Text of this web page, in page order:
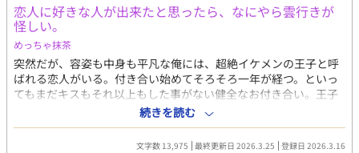
恋人に好きな人が出来たと思ったら、なにやら雲行きが
怪しい。
めっちゃ抹茶
突然だが、容姿も中身も平凡な俺には、超絶イケメンの王子と呼
ばれる恋人がいる。付き合い始めてそろそろ一年が経つ。といっ
てもまだキスもそれ以上もした事がない健全なお付き合い。王子
は優しいけど意地悪で、いつも俺の心臓を高鳴らせてくる——だ
けどそれだけだ。この前、喧嘩をした。それきり彼と話していな
い。付き合っているのか定かじゃない関係。挙句に、今遠目から
続きを読む
文字数 13,975 最終更新日 2026.3.25 登録日 2026.3.16